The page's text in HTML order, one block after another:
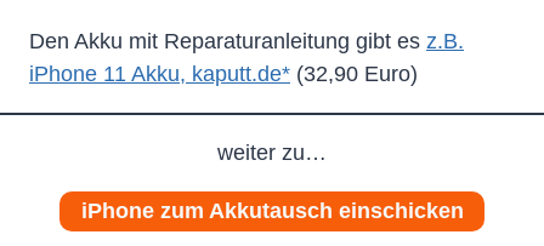
Den Akku mit Reparaturanleitung gibt es z.B.
iPhone 11 Akku, kaputt.de* (32,90 Euro)
weiter zu…
iPhone zum Akkutausch einschicken